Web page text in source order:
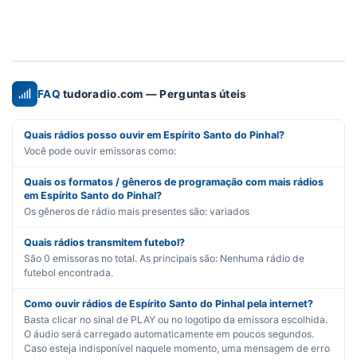
FAQ tudoradio.com — Perguntas úteis
Quais rádios posso ouvir em Espírito Santo do Pinhal?
Você pode ouvir emissoras como:
Quais os formatos / gêneros de programação com mais rádios
em Espírito Santo do Pinhal?
Os gêneros de rádio mais presentes são: variados
Quais rádios transmitem futebol?
São 0 emissoras no total. As principais são: Nenhuma rádio de
futebol encontrada.
Como ouvir rádios de Espírito Santo do Pinhal pela internet?
Basta clicar no sinal de PLAY ou no logotipo da emissora escolhida.
O áudio será carregado automaticamente em poucos segundos.
Caso esteja indisponível naquele momento, uma mensagem de erro